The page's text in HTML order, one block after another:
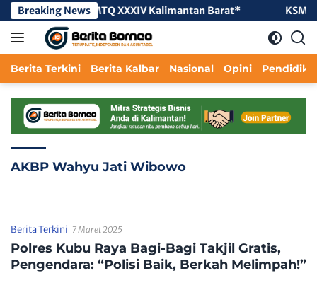
Langsung
ke
konten
Breaking News
Al-Qur’an MTQ XXXIV Kalimantan Barat* KSMI
Berita Terkini Berita Kalbar Nasional Opini
AKBP Wahyu Jati Wibowo
Berita Terkini 7 Maret 2025
Polres Kubu Raya Bagi-Bagi Takjil Gratis,
Pengendara: “Polisi Baik, Berkah Melimpah!”